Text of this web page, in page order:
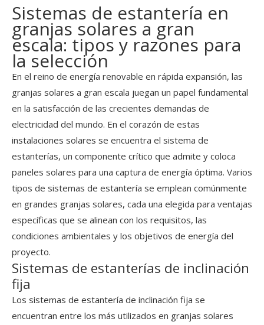
Sistemas de estantería en
granjas solares a gran
escala: tipos y razones para
la selección
En el reino de energía renovable en rápida expansión, las
granjas solares a gran escala juegan un papel fundamental
en la satisfacción de las crecientes demandas de
electricidad del mundo. En el corazón de estas
instalaciones solares se encuentra el sistema de
estanterías, un componente crítico que admite y coloca
paneles solares para una captura de energía óptima. Varios
tipos de sistemas de estantería se emplean comúnmente
en grandes granjas solares, cada una elegida para ventajas
específicas que se alinean con los requisitos, las
condiciones ambientales y los objetivos de energía del
proyecto.
Sistemas de estanterías de inclinación
fija
Los sistemas de estantería de inclinación fija se
encuentran entre los más utilizados en granjas solares